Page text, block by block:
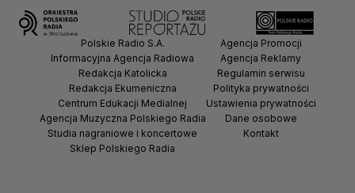
Polskie Radio S.A.
Informacyjna Agencja Radiowa
Redakcja Katolicka
Redakcja Ekumeniczna
Centrum Edukacji Medialnej
Agencja Muzyczna Polskiego Radia
Studia nagraniowe i koncertowe
Sklep Polskiego Radia
Agencja Promocji
Agencja Reklamy
Regulamin serwisu
Polityka prywatności
Ustawienia prywatności
Dane osobowe
Kontakt